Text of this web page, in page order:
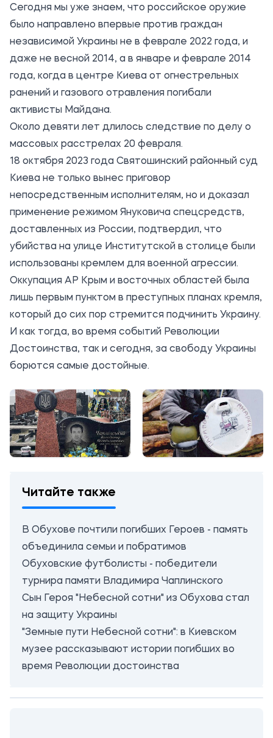
Сегодня мы уже знаем, что российское оружие
было направлено впервые против граждан
независимой Украины не в феврале 2022 года, и
даже не весной 2014, а в январе и феврале 2014
года, когда в центре Киева от огнестрельных
ранений и газового отравления погибали
активисты Майдана.
Около девяти лет длилось следствие по делу о
массовых расстрелах 20 февраля.
18 октября 2023 года Святошинский районный суд
Киева не только вынес приговор
непосредственным исполнителям, но и доказал
применение режимом Януковича спецсредств,
доставленных из России, подтвердил, что
убийства на улице Институтской в столице были
использованы кремлем для военной агрессии.
Оккупация АР Крым и восточных областей была
лишь первым пунктом в преступных планах кремля,
который до сих пор стремится подчинить Украину.
И как тогда, во время событий Революции
Достоинства, так и сегодня, за свободу Украины
борются самые достойные.
Читайте также
В Обухове почтили погибших Героев - память
объединила семьи и побратимов
Обуховские футболисты - победители
турнира памяти Владимира Чаплинского
Сын Героя "Небесной сотни" из Обухова стал
на защиту Украины
"Земные пути Небесной сотни": в Киевском
музее рассказывают истории погибших во
время Революции достоинства